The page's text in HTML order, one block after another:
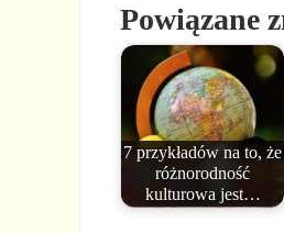
Powiązane
7 przykładów na to, że
różnorodność
kulturowa jest…